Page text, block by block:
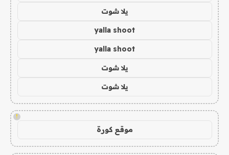
يلا شوت
yalla shoot
yalla shoot
يلا شوت
يلا شوت
!
موقع كورة